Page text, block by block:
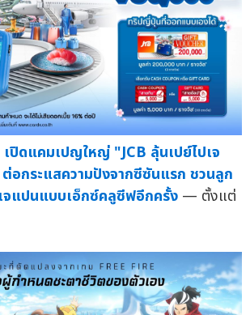
ปิดแคมเปญใหญ่ "JCB ลุ้นเปย์ไปเจ
อกระแสความปังจากซีซันแรก ชวนลูก
จแปนแบบเอ็กซ์คลูซีฟอีกครั้ง — ตั้งแต่